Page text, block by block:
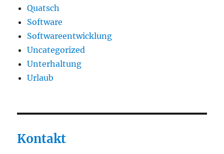
Quatsch
Software
Softwareentwicklung
Uncategorized
Unterhaltung
Urlaub
Kontakt